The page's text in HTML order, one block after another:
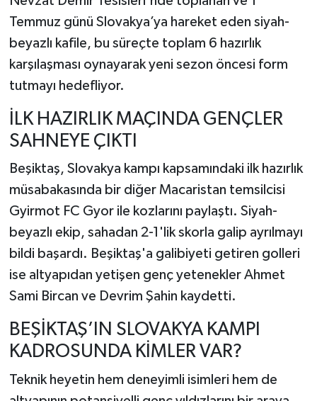
Temmuz günü Slovakya’ya hareket eden siyah-
beyazlı kafile, bu süreçte toplam 6 hazırlık
karşılaşması oynayarak yeni sezon öncesi form
tutmayı hedefliyor.
İLK HAZIRLIK MAÇINDA GENÇLER
SAHNEYE ÇIKTI
Beşiktaş, Slovakya kampı kapsamındaki ilk hazırlık
müsabakasında bir diğer Macaristan temsilcisi
Gyirmot FC Gyor ile kozlarını paylaştı. Siyah-
beyazlı ekip, sahadan 2-1'lik skorla galip ayrılmayı
bildi başardı. Beşiktaş'a galibiyeti getiren golleri
ise altyapıdan yetişen genç yetenekler Ahmet
Sami Bircan ve Devrim Şahin kaydetti.
BEŞİKTAŞ’IN SLOVAKYA KAMPI
KADROSUNDA KİMLER VAR?
Teknik heyetin hem deneyimli isimleri hem de